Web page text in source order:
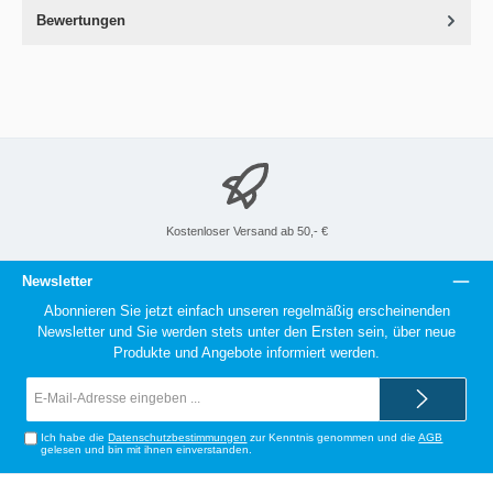
Bewertungen
Kostenloser Versand ab 50,- €
Newsletter
Abonnieren Sie jetzt einfach unseren regelmäßig erscheinenden
Newsletter und Sie werden stets unter den Ersten sein, über neue
Produkte und Angebote informiert werden.
Ich habe dieDatenschutzbestimmungen zur Kenntnis genommen und dieAGB
gelesen und bin mit ihnen einverstanden.